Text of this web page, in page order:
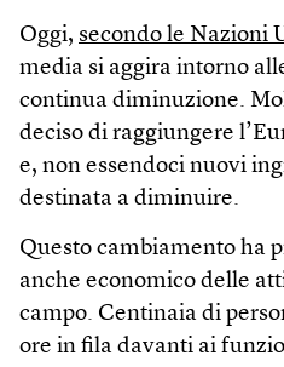
Oggi, secondo le Nazioni
media si aggira intorno
continua diminuzione.
deciso di raggiungere
e, non essendoci nuovi
destinata a diminuire.
Questo cambiamento ha
anche economico delle
campo. Centinaia di
ore in fila davanti ai